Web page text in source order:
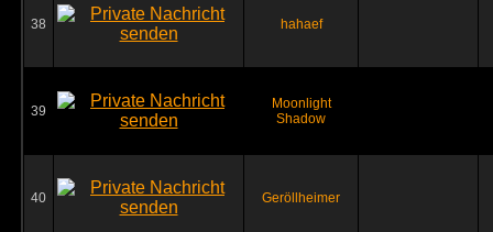
38 hahaef
39
Moonlight
Shadow
40 Geröllheimer